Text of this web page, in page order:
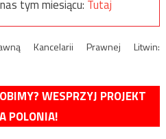
tym miesiącu: Tutaj
Kancelarii Prawnej Litwin:
WESPRZYJ PROJEKT
POLONIA!